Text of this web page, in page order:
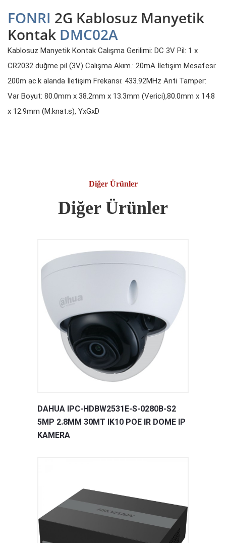
FONRI 2G Kablosuz Manyetik
Kontak DMC02A
Kablosuz Manyetik Kontak Calışma Gerilimi: DC 3V Pil: 1 x
CR2032 duğme pil (3V) Calışma Akım.: 20mA İletişim Mesafesi:
200m ac.k alanda İletişim Frekansı: 433.92MHz Anti Tamper:
Var Boyut: 80.0mm x 38.2mm x 13.3mm (Verici),80.0mm x 14.8
x 12.9mm (M.knat.s), YxGxD
Diğer Ürünler
Diğer Ürünler
DAHUA IPC-HDBW2531E-S-0280B-S2
5MP 2.8MM 30MT IK10 POE IR DOME IP
KAMERA